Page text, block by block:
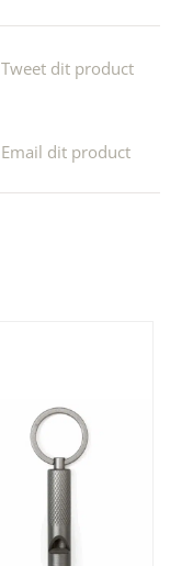
Tweet dit product
Email dit product